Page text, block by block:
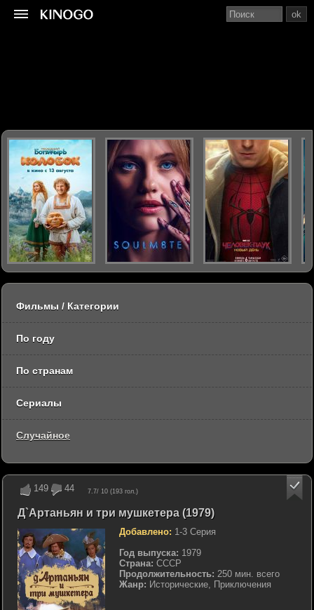
149 44 7.7/ 10 (193 гол.)
Д`Артаньян и три мушкетера (1979)
Добавлено: 1-3 Серия
Год выпуска: 1979
Страна: СССР
Продолжительность: 250 мин. всего
Жанр: Исторические, Приключения
ok
Фильмы / Категории
По году
По странам
Сериалы
Случайное